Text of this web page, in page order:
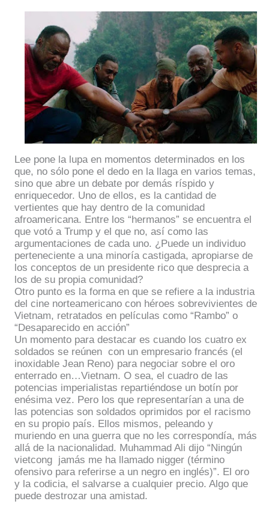
Lee pone la lupa en momentos determinados en los
que, no sólo pone el dedo en la llaga en varios temas,
sino que abre un debate por demás ríspido y
enriquecedor. Uno de ellos, es la cantidad de
vertientes que hay dentro de la comunidad
afroamericana. Entre los “hermanos” se encuentra el
que votó a Trump y el que no, así como las
argumentaciones de cada uno. ¿Puede un individuo
perteneciente a una minoría castigada, apropiarse de
los conceptos de un presidente rico que desprecia a
los de su propia comunidad?
Otro punto es la forma en que se refiere a la industria
del cine norteamericano con héroes sobrevivientes de
Vietnam, retratados en películas como “Rambo” o
“Desaparecido en acción”
Un momento para destacar es cuando los cuatro ex
soldados se reúnen con un empresario francés (el
inoxidable Jean Reno) para negociar sobre el oro
enterrado en…Vietnam. O sea, el cuadro de las
potencias imperialistas repartiéndose un botín por
enésima vez. Pero los que representarían a una de
las potencias son soldados oprimidos por el racismo
en su propio país. Ellos mismos, peleando y
muriendo en una guerra que no les correspondía, más
allá de la nacionalidad. Muhammad Ali dijo “Ningún
vietcong jamás me ha llamado nigger (término
ofensivo para referirse a un negro en inglés)”. El oro
y la codicia, el salvarse a cualquier precio. Algo que
puede destrozar una amistad.